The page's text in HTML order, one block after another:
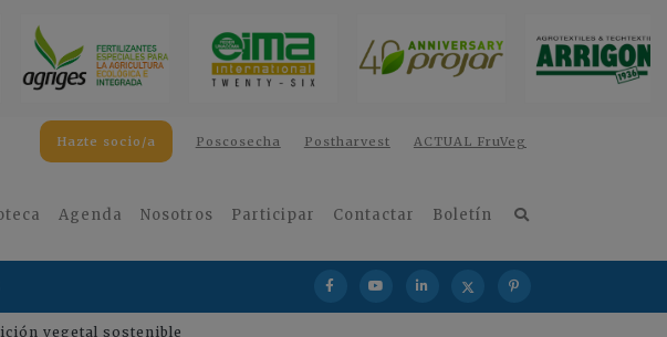
Hazte socio/a Poscosecha Postharvest ACTUAL FruVeg
Agenda Nosotros Participar Contactar Boletín
vegetal sostenible